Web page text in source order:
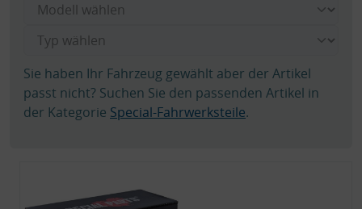
Sie haben Ihr Fahrzeug gewählt aber der Artikel
passt nicht? Suchen Sie den passenden Artikel in
der Kategorie Special-Fahrwerksteile.